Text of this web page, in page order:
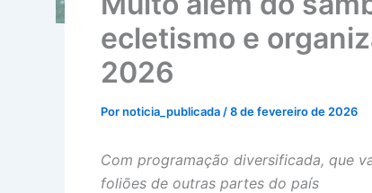
ecletismo e
2026
Pornoticia_publicada /8 de fevereiro de 2026
Com programação diversificada, que
foliões de outras partes do país